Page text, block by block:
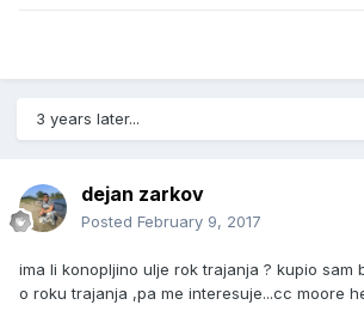
3 years later...
dejan zarkov
Posted February 9, 2017
ima li konopljino ulje rok trajanja ? kupio sam
o roku trajanja ,pa me interesuje...cc moore